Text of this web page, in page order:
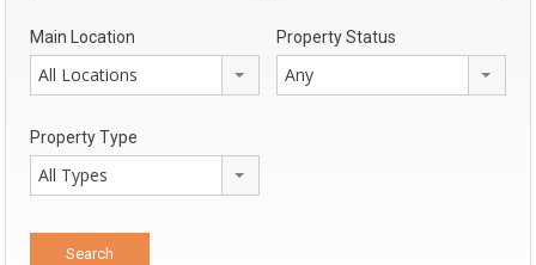
Main Location
All Locations
Property Status
Any
Property Type
All Types